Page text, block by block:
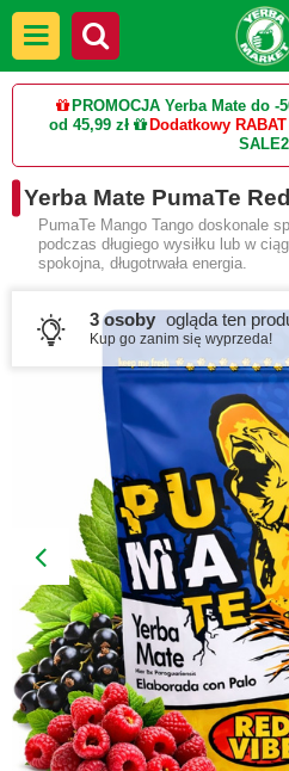
PROMOCJA Yerba Mate do -
od 45,99 zł
Dodatkowy
Yerba Mate PumaTe
PumaTe Mango Tango doskonale
podczas długiego wysiłku lub w
spokojna, długotrwała energia.
3 osoby ogląda ten
Kup go zanim się wyprzeda!